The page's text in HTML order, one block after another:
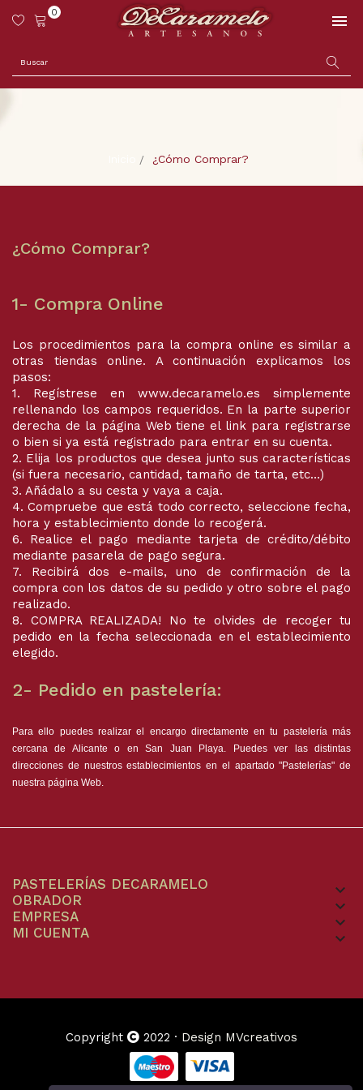
0 
¿Cómo Comprar?
¿Cómo Comprar?
1- Compra Online
Los procedimientos para la compra online es similar a
otras tiendas online. A continuación explicamos los
pasos:
1. Regístrese en www.decaramelo.es simplemente
rellenando los campos requeridos. En la parte superior
derecha de la página Web tiene el link para registrarse
o bien si ya está registrado para entrar en su cuenta.
2. Elija los productos que desea junto sus características
(si fuera necesario, cantidad, tamaño de tarta, etc…)
3. Añádalo a su cesta y vaya a caja.
4. Compruebe que está todo correcto, seleccione fecha,
hora y establecimiento donde lo recogerá.
6. Realice el pago mediante tarjeta de crédito/débito
mediante pasarela de pago segura.
7. Recibirá dos e-mails, uno de confirmación de la
compra con los datos de su pedido y otro sobre el pago
realizado.
8. COMPRA REALIZADA! No te olvides de recoger tu
pedido en la fecha seleccionada en el establecimiento
elegido.
2- Pedido en pastelería:
Para ello puedes realizar el encargo directamente en tu pastelería más
cercana de Alicante o en San Juan Playa. Puedes ver las distintas
direcciones de nuestros establecimientos en el apartado"Pastelerías" de
nuestra página Web.
PASTELERÍAS DECARAMELO keyboard_arrow_down
OBRADOR keyboard_arrow_down
EMPRESA keyboard_arrow_down
MI CUENTA keyboard_arrow_down
Copyright 2022 · Design MVcreativos
Iniciar sesión
Debe iniciar sesión para guardar productos en su lista
de deseos